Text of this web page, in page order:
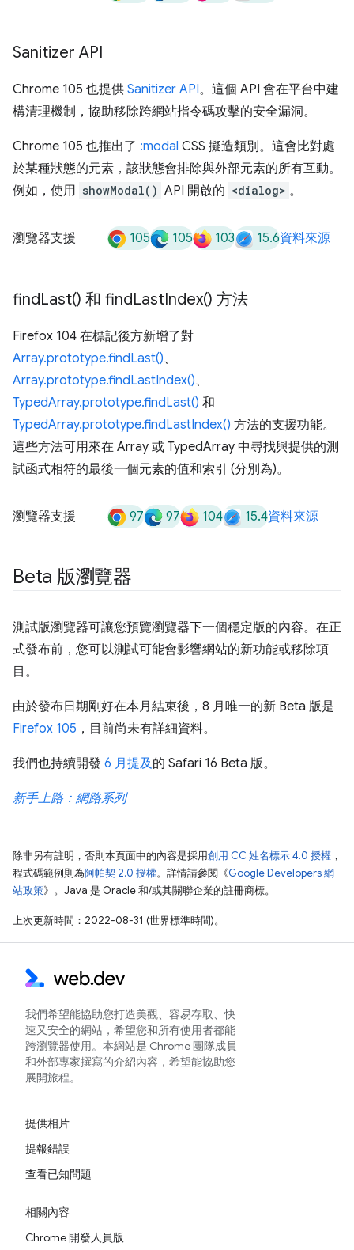
Sanitizer API
Chrome 105 也提供 Sanitizer API。這個 API 會在平台中建
構清理機制，協助移除跨網站指令碼攻擊的安全漏洞。
Chrome 105 也推出了 :modal CSS 擬造類別。這會比對處
於某種狀態的元素，該狀態會排除與外部元素的所有互動。
例如，使用 showModal() API 開啟的 <dialog> 。
瀏覽器支援 105 105 103 15.6資料來源
findLast() 和 findLastIndex() 方法
Firefox 104 在標記後方新增了對
Array.prototype.findLast()、
Array.prototype.findLastIndex()、
TypedArray.prototype.findLast() 和
TypedArray.prototype.findLastIndex() 方法的支援功能。
這些方法可用來在 Array 或 TypedArray 中尋找與提供的測
試函式相符的最後一個元素的值和索引 (分別為)。
瀏覽器支援 97 97 104 15.4資料來源
Beta 版瀏覽器
測試版瀏覽器可讓您預覽瀏覽器下一個穩定版的內容。在正
式發布前，您可以測試可能會影響網站的新功能或移除項
目。
由於發布日期剛好在本月結束後，8 月唯一的新 Beta 版是
Firefox 105 ，目前尚未有詳細資料。
我們也持續開發 6 月提及的 Safari 16 Beta 版。
新手上路：網路系列
除非另有註明，否則本頁面中的內容是採用創用 CC 姓名標示 4.0 授權 ，
程式碼範例則為阿帕契 2.0 授權。詳情請參閱《Google Developers 網
站政策》。Java 是 Oracle 和/或其關聯企業的註冊商標。
上次更新時間：2022-08-31 (世界標準時間)。
我們希望能協助您打造美觀、容易存取、快
速又安全的網站，希望您和所有使用者都能
跨瀏覽器使用。本網站是 Chrome 團隊成員
和外部專家撰寫的介紹內容，希望能協助您
展開旅程。
提供相片
提報錯誤
查看已知問題
相關內容
Chrome 開發人員版